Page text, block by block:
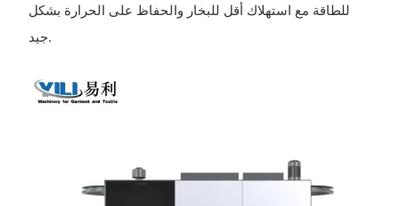
للطاقة مع استهلاك أقل للبخار والحفاظ على الحرارة بشكل
جيد.